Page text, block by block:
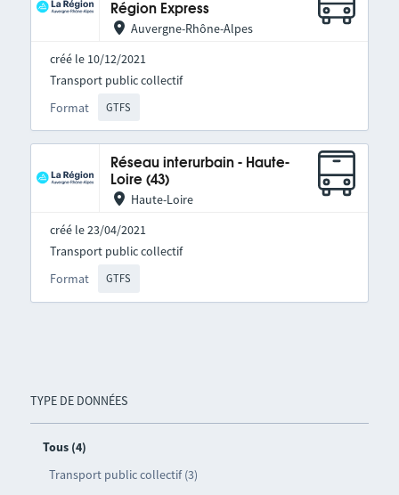
TYPE DE DONNÉES
Tous (4)
Transport public collectif (3)
Région Express
Auvergne-Rhône-Alpes
créé le 10/12/2021
Format GTFS
Transport public collectif
Réseau interurbain - Haute-
Loire (43)
Haute-Loire
créé le 23/04/2021
Format GTFS
Transport public collectif